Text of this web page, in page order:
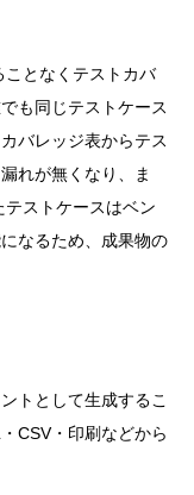
となくテストカバ
も同じテストケース
バレッジ表からテス
れが無くなり、ま
ストケースはベン
なるため、成果物の
トとして生成するこ
CSV・印刷などから